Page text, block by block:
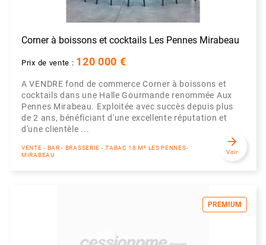
Corner à boissons et cocktails Les Pennes Mirabeau
Prix de vente : 120 000 €
A VENDRE fond de commerce Corner à boissons et
cocktails dans une Halle Gourmande renommée Aux
Pennes Mirabeau. Exploitée avec succès depuis plus
de 2 ans, bénéficiant d'une excellente réputation et
d'une clientèle ...
VENTE - BAR - BRASSERIE - TABAC 18 M² LES PENNES-
MIRABEAU
arrow_forward
Voir
PREMIUM